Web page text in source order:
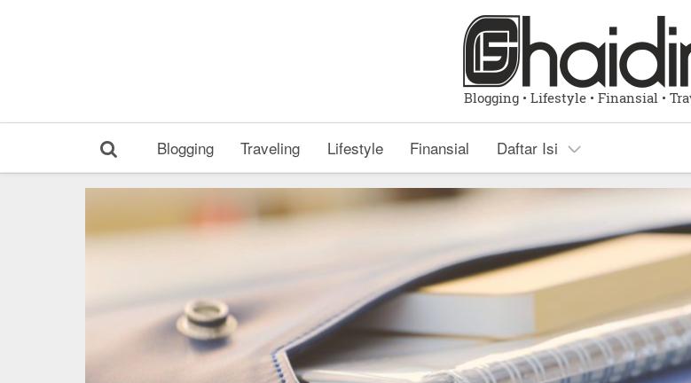
Blogging • Lifestyle • Finansial •
Blogging Traveling Lifestyle Finansial Daftar Isi